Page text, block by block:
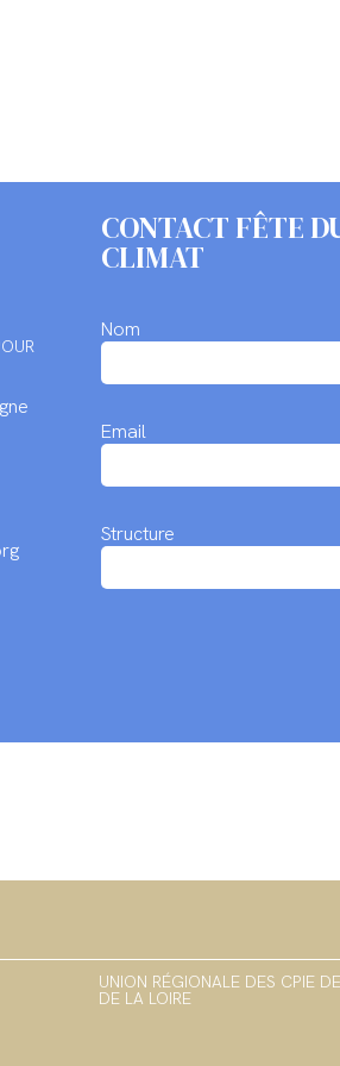
CONTACT FÊTE
CLIMAT
Nom
Email
Structure
UNION RÉGIONALE DES CPIE
DE LA LOIRE